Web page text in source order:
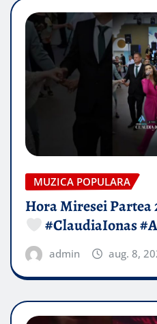
MUZICA POPULARA
Hora Miresei Partea
#ClaudiaIonas
admin aug. 8,